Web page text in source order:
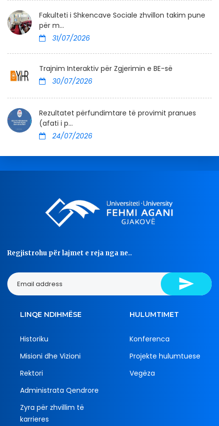
Fakulteti i Shkencave Sociale zhvillon takim pune
për m...
31/07/2026
Trajnim Interaktiv për Zgjerimin e BE-së
30/07/2026
Rezultatet përfundimtare të provimit pranues
(afati i p...
24/07/2026
Regjistrohu për lajmet e reja nga ne..
LINQE NDIHMËSE
Historiku
Misioni dhe Vizioni
Rektori
Administrata Qendrore
Zyra për zhvillim të
karrieres
HULUMTIMET
Konferenca
Projekte hulumtuese
Vegëza